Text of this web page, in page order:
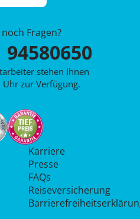
Fragen?
94580650
stehen Ihnen
zur Verfügung.
Karriere
Presse
FAQs
Reiseversicherung